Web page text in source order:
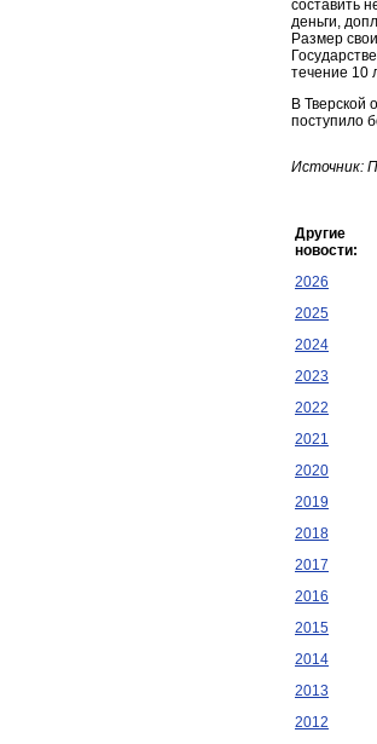
составить
деньги,
Размер
течение 10
В Тверской
поступило
Источник:
Другие
новости:
2026
2025
2024
2023
2022
2021
2020
2019
2018
2017
2016
2015
2014
2013
2012